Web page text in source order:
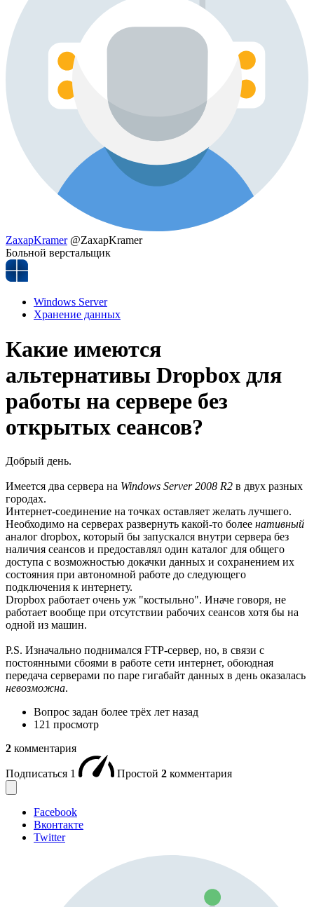
ZaxapKramer @ZaxapKramer
Больной верстальщик
Windows Server
Хранение данных
Какие имеются
альтернативы Dropbox для
работы на сервере без
открытых сеансов?
Добрый день.
Имеется два сервера на Windows Server 2008 R2 в двух разных
городах.
Интернет-соединение на точках оставляет желать лучшего.
Необходимо на серверах развернуть какой-то более нативный
аналог dropbox, который бы запускался внутри сервера без
наличия сеансов и предоставлял один каталог для общего
доступа с возможностью докачки данных и сохранением их
состояния при автономной работе до следующего
подключения к интернету.
Dropbox работает очень уж "костыльно". Иначе говоря, не
работает вообще при отсутствии рабочих сеансов хотя бы на
одной из машин.
P.S. Изначально поднимался FTP-сервер, но, в связи с
постоянными сбоями в работе сети интернет, обоюдная
передача серверами по паре гигабайт данных в день оказалась
невозможна.
Вопрос задан более трёх лет назад
121 просмотр
2 комментария
Подписаться 1 Простой 2 комментария
Facebook
Вконтакте
Twitter